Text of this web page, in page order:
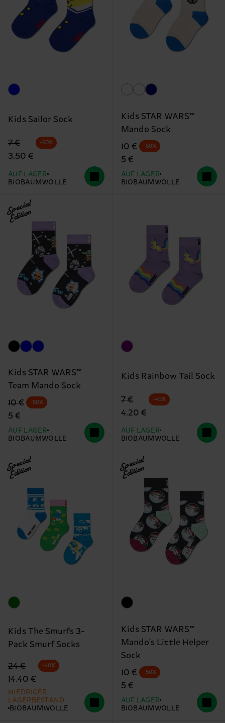
Kids Sailor Sock
Originalpreis
7 €
Reduzierter Preis
3.50 €
-50%
AUF LAGER
BIOBAUMWOLLE
Kids STAR WARS™
Mando Sock
Originalpreis
10 €
Reduzierter Preis
5 €
-50%
AUF LAGER
BIOBAUMWOLLE
Special
Edition
Kids STAR WARS™
Team Mando Sock
Originalpreis
10 €
Reduzierter Preis
5 €
-50%
AUF LAGER
BIOBAUMWOLLE
Kids Rainbow Tail Sock
Originalpreis
7 €
Reduzierter Preis
4.20 €
-40%
AUF LAGER
BIOBAUMWOLLE
Special
Edition
Kids The Smurfs 3-
Pack Smurf Socks
Originalpreis
24 €
Reduzierter Preis
14.40 €
-40%
NIEDRIGER
LAGERBESTAND
BIOBAUMWOLLE
Special
Edition
Kids STAR WARS™
Mando's Little Helper
Sock
Originalpreis
10 €
Reduzierter Preis
5 €
-50%
AUF LAGER
BIOBAUMWOLLE